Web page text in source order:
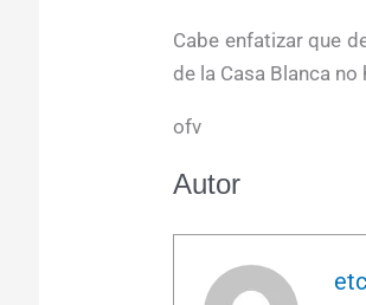
Cabe enfatizar que
de la Casa Blanca
ofv
Autor